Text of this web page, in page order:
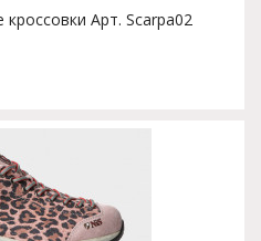
Арт. Scarpa02